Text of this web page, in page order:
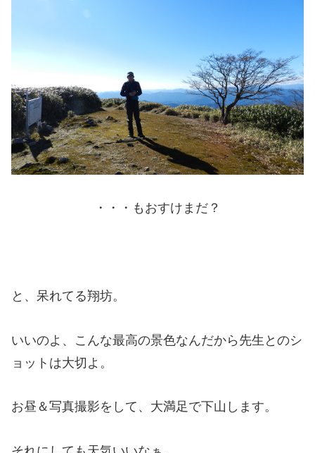
・・・もおすけまだ？
と、呆れてる翔坊。
いいのよ、こんな最高の景色なんだから先生とのシ
ョットは大切よ。
お昼＆写真撮影をして、大満足で下山します。